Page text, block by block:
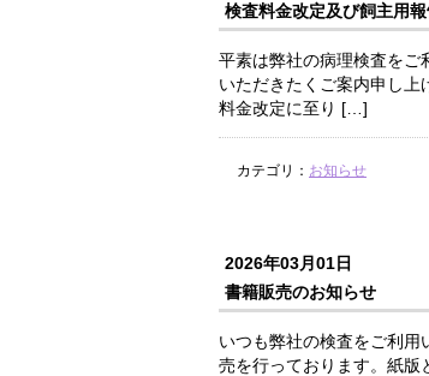
検査料金改定及び飼主用
平素は弊社の病理検査をご
いただきたくご案内申し上
料金改定に至り […]
カテゴリ： お知らせ
2026年03月01日
書籍販売のお知らせ
いつも弊社の検査をご利用
売を行っております。紙版